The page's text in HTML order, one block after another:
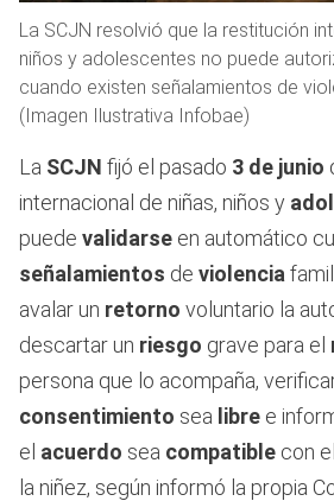
La SCJN resolvió que la restitución
niños y adolescentes no puede
cuando existen señalamientos de
(Imagen Ilustrativa Infobae)
La SCJN fijó el pasado 3 de junio
internacional de niñas, niños y
puede validarse en automático
señalamientos de violencia
avalar un retorno voluntario la
descartar un riesgo grave para el
persona que lo acompaña,
consentimiento sea libre e
el acuerdo sea compatible con
la niñez, según informó la propia